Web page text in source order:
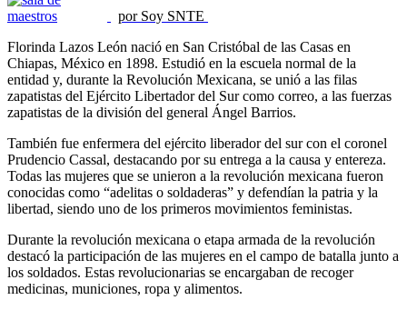
por Soy SNTE
Florinda Lazos León nació en San Cristóbal de las Casas en
Chiapas, México en 1898. Estudió en la escuela normal de la
entidad y, durante la Revolución Mexicana, se unió a las filas
zapatistas del Ejército Libertador del Sur como correo, a las fuerzas
zapatistas de la división del general Ángel Barrios.
También fue enfermera del ejército liberador del sur con el coronel
Prudencio Cassal, destacando por su entrega a la causa y entereza.
Todas las mujeres que se unieron a la revolución mexicana fueron
conocidas como “adelitas o soldaderas” y defendían la patria y la
libertad, siendo uno de los primeros movimientos feministas.
Durante la revolución mexicana o etapa armada de la revolución
destacó la participación de las mujeres en el campo de batalla junto a
los soldados. Estas revolucionarias se encargaban de recoger
medicinas, municiones, ropa y alimentos.